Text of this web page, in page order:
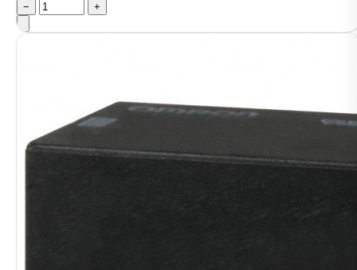
− +